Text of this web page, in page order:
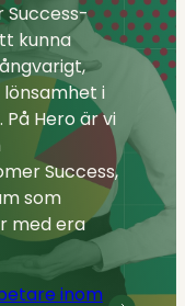
kunna
lönsamhet i
Hero är vi
Success,
som
med era
inom